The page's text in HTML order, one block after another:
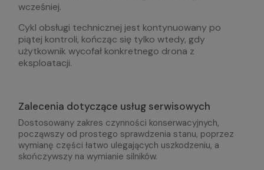
wcześniej.
Cykl obsługi technicznej jest kontynuowany po
piątej kontroli, kończąc się tylko wtedy, gdy
użytkownik wycofał konkretnego drona z
eksploatacji.
Zalecenia dotyczące usług serwisowych​
Dostosowany zakres czynności konserwacyjnych,
począwszy od prostego sprawdzenia stanu, poprzez
wymianę części łatwo ulegających uszkodzeniu, a
skończywszy na wymianie silników.